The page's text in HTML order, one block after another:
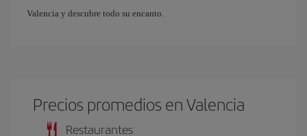
Valencia y descubre todo su encanto.
Precios promedios en Valencia
Restaurantes